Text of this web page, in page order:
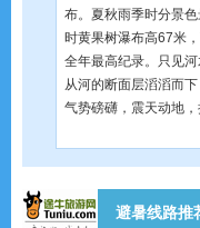
布。夏秋雨季时分景
时黄果树瀑布高67米
全年最高纪录。只见河
从河的断面层滔滔而下
气势磅礴，震天动地，
避暑线路推